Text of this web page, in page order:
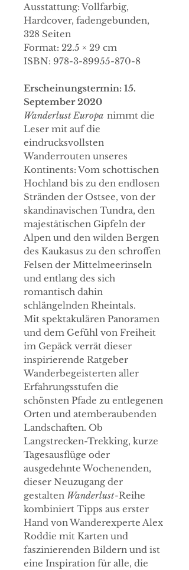
Ausstattung: Vollfarbig,
Hardcover, fadengebunden,
328 Seiten
Format: 22.5 × 29 cm
ISBN: 978-3-89955-870-8
Erscheinungstermin: 15.
September 2020
Wanderlust Europa nimmt die
Leser mit auf die
eindrucksvollsten
Wanderrouten unseres
Kontinents: Vom schottischen
Hochland bis zu den endlosen
Stränden der Ostsee, von der
skandinavischen Tundra, den
majestätischen Gipfeln der
Alpen und den wilden Bergen
des Kaukasus zu den schroffen
Felsen der Mittelmeerinseln
und entlang des sich
romantisch dahin
schlängelnden Rheintals.
Mit spektakulären Panoramen
und dem Gefühl von Freiheit
im Gepäck verrät dieser
inspirierende Ratgeber
Wanderbegeisterten aller
Erfahrungsstufen die
schönsten Pfade zu entlegenen
Orten und atemberaubenden
Landschaften. Ob
Langstrecken-Trekking, kurze
Tagesausflüge oder
ausgedehnte Wochenenden,
dieser Neuzugang der
gestalten Wanderlust-Reihe
kombiniert Tipps aus erster
Hand von Wanderexperte Alex
Roddie mit Karten und
faszinierenden Bildern und ist
eine Inspiration für alle, die